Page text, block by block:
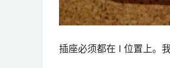
插座必须都在 I 位置上。